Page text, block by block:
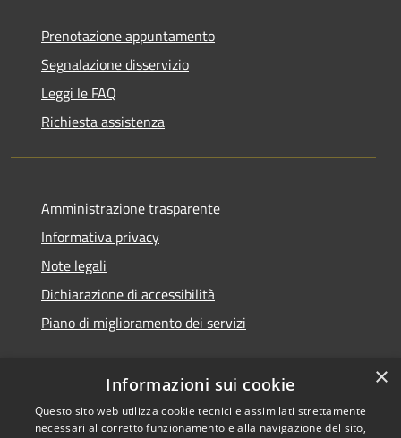
Prenotazione appuntamento
Segnalazione disservizio
Leggi le FAQ
Richiesta assistenza
Amministrazione trasparente
Informativa privacy
Note legali
Dichiarazione di accessibilità
Piano di miglioramento dei servizi
RSS
Copyright © 2026 • Comune di
Treviglio • Powered by
×
Informazioni sui cookie
Questo sito web utilizza cookie tecnici e assimilati strettamente
necessari al corretto funzionamento e alla navigazione del sito,